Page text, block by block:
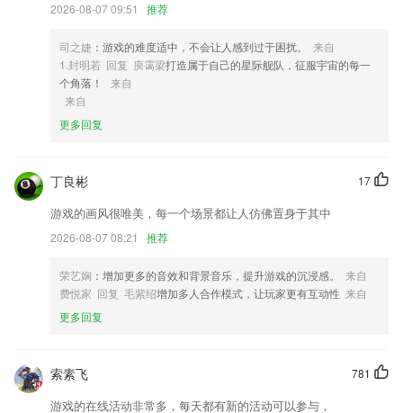
正能量。
5,为用户提供海量数学教学题，老师可以将题目直接发给学生；
6,英语口语都可以通过平台练习，手机学习更加权威。
赏金榜下载安装软件优势
准定位，锁定答案；
2.轻松的查找各类课程学习
3.带给你最好的学习享受，在这提升自己的知识点很方便
的知识，培养孩子的大脑记忆。
5.试卷答题卡都是根据班级以及科目详细的分类好，后期整理更加方便！
修复关注专家推送不触达问题；
2026-08-07 09:51 推荐
司之婕 ：游戏的难度适中，不会让人感到过于困扰。
来自
1.封明若 回复 庾霭梁打造属于自己的星际舰队，征服宇宙的每一
个角落！
来自
来自
更多回复
17
丁良彬
游戏的画风很唯美，每一个场景都让人仿佛置身于其中
2026-08-07 08:21 推荐
荣艺娴 ：增加更多的音效和背景音乐，提升游戏的沉浸感。
来自
费悦家 回复 毛紫绍增加多人合作模式，让玩家更有互动性 来自
更多回复
781
索素飞
游戏的在线活动非常多，每天都有新的活动可以参与，